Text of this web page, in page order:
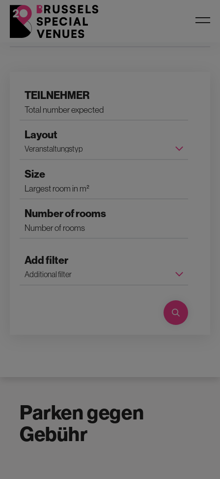
Filters
TEILNEHMER
Layout
Size
Number of rooms
Add filter
Parken gegen
Gebühr